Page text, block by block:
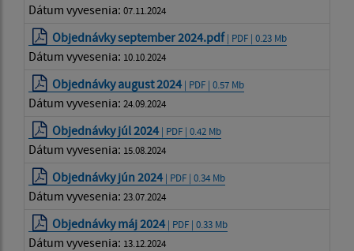
Dátum vyvesenia: 07.11.2024
Objednávky september 2024.pdf | PDF | 0.23 Mb
Dátum vyvesenia: 10.10.2024
Objednávky august 2024 | PDF | 0.57 Mb
Dátum vyvesenia: 24.09.2024
Objednávky júl 2024 | PDF | 0.42 Mb
Dátum vyvesenia: 15.08.2024
Objednávky jún 2024 | PDF | 0.34 Mb
Dátum vyvesenia: 23.07.2024
Objednávky máj 2024 | PDF | 0.33 Mb
Dátum vyvesenia: 13.12.2024